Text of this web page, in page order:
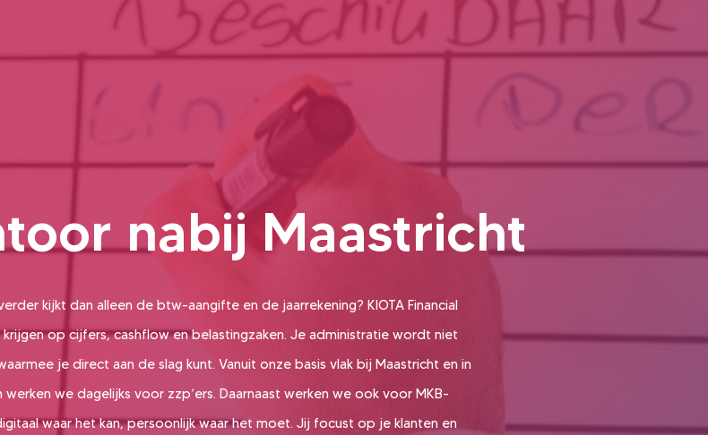
nabij Maastricht
kijkt dan alleen de btw-aangifte en de jaarrekening? KIOTA Financial
op cijfers, cashflow en belastingzaken. Je administratie wordt niet
je direct aan de slag kunt. Vanuit onze basis vlak bij Maastricht en in
we dagelijks voor zzp’ers. Daarnaast werken we ook voor MKB-
waar het kan, persoonlijk waar het moet. Jij focust op je klanten en